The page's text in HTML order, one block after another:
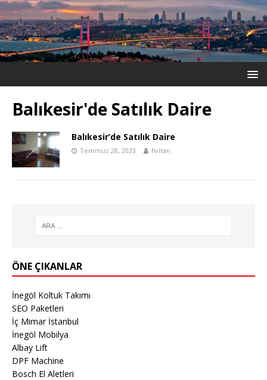
Balıkesir'de Satılık Daire
Balıkesir’de Satılık Daire
Temmuz 28, 2023 fivitan
ÖNE ÇIKANLAR
İnegöl Koltuk Takımı
SEO Paketleri
İç Mimar İstanbul
İnegöl Mobilya
Albay Lift
DPF Machine
Bosch El Aletleri